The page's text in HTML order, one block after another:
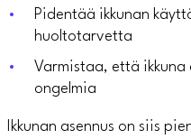
Pidentää ikkunan
huoltotarvetta
Varmistaa, että ikkuna
ongelmia
Ikkunan asennus on siis